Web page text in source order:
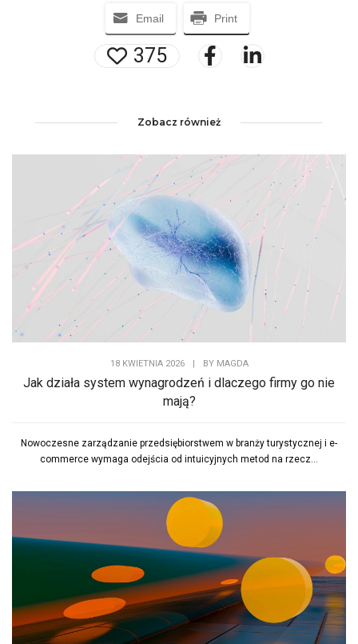
Email Print
375
Zobacz również
18 KWIETNIA 2026 | BY MAGDA
Jak działa system wynagrodzeń i dlaczego firmy go nie
mają?
Nowoczesne zarządzanie przedsiębiorstwem w branży turystycznej i e-
commerce wymaga odejścia od intuicyjnych metod na rzecz...